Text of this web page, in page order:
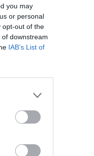
you may
or personal
opt-out of the
downstream
IAB’s List of